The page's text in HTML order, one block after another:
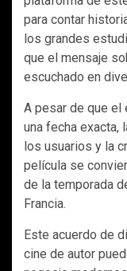
para contar
los grandes
que el mensaje
escuchado en
A pesar de que el
una fecha exacta,
los usuarios y la
película se
de la temporada
Francia.
Este acuerdo de
cine de autor